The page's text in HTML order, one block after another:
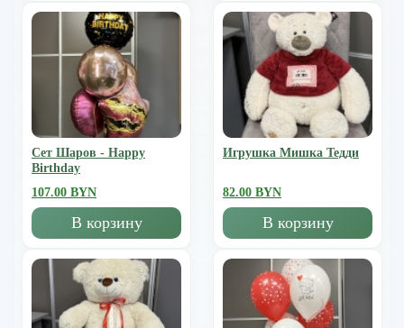
Сет Шаров - Happy
Birthday
107.00 BYN
В корзину
Игрушка Мишка Тедди
82.00 BYN
В корзину